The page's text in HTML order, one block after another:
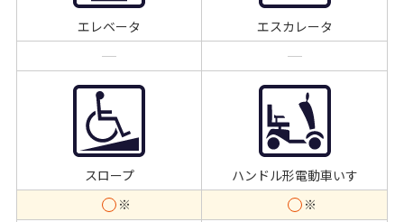
エレベータ エスカレータ
スロープ ハンドル形電動車いす